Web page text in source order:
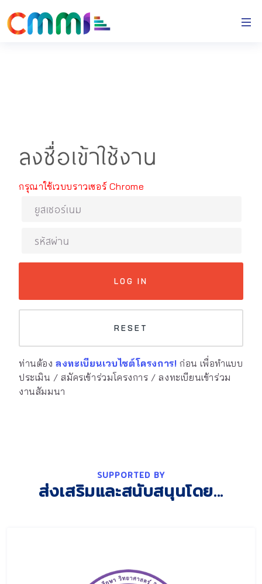
ลงชื่อเข้าใช้งาน
กรุณาใช้เวบบราวเซอร์ Chrome
ท่านต้องลงทะเบียนเวบไซต์โครงการ! ก่อน เพื่อทำแบบ
ประเมิน / สมัครเข้าร่วมโครงการ / ลงทะเบียนเข้าร่วม
งานสัมมนา
SUPPORTED BY
ส่งเสริมและสนับสนุนโดย...